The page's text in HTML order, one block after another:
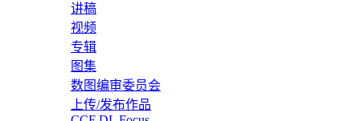
讲稿
视频
专辑
图集
数图编审委员会
上传/发布作品